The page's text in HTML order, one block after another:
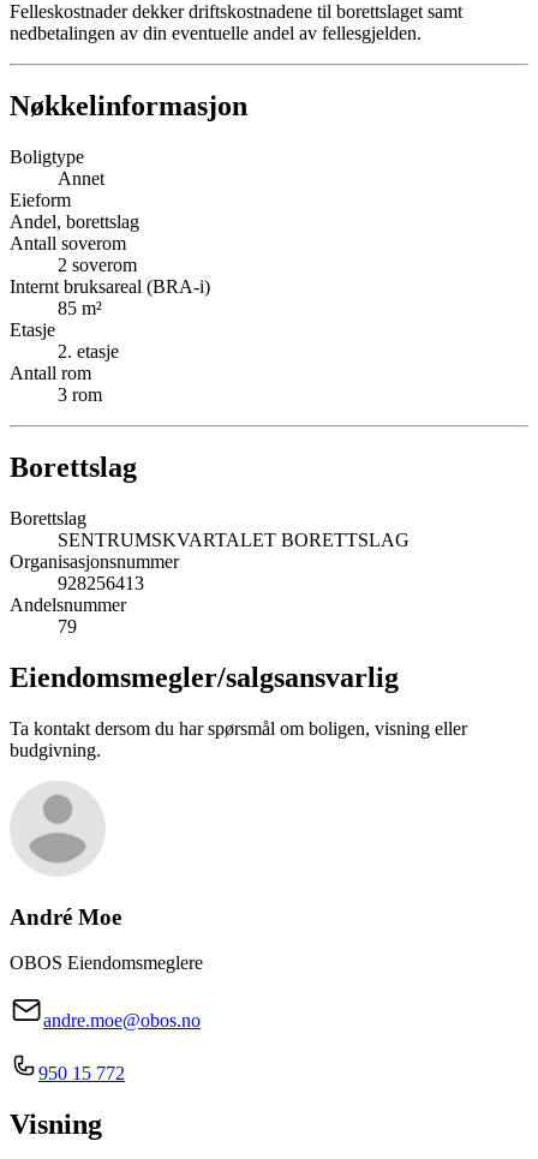
Felleskostnader dekker driftskostnadene til borettslaget samt
nedbetalingen av din eventuelle andel av fellesgjelden.
Nøkkelinformasjon
Boligtype
Annet
Eieform
Andel, borettslag
Antall soverom
2 soverom
Internt bruksareal (BRA-i)
85 m²
Etasje
2. etasje
Antall rom
3 rom
Borettslag
Borettslag
SENTRUMSKVARTALET BORETTSLAG
Organisasjonsnummer
928256413
Andelsnummer
79
Eiendomsmegler/salgsansvarlig
Ta kontakt dersom du har spørsmål om boligen, visning eller
budgivning.
André Moe
OBOS Eiendomsmeglere
andre.moe@obos.no
950 15 772
Visning